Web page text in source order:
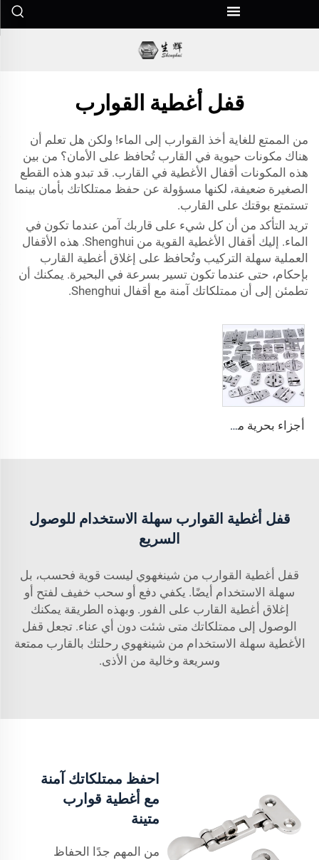
قفل أغطية القوارب
من الممتع للغاية أخذ القوارب إلى الماء! ولكن هل تعلم أن
هناك مكونات حيوية في القارب تُحافظ على الأمان؟ من بين
هذه المكونات أقفال الأغطية في القارب. قد تبدو هذه القطع
الصغيرة ضعيفة، لكنها مسؤولة عن حفظ ممتلكاتك بأمان بينما
تستمتع بوقتك على القارب.
تريد التأكد من أن كل شيء على قاربك آمن عندما تكون في
الماء. إليك أقفال الأغطية القوية من Shenghui. هذه الأقفال
العملية سهلة التركيب وتُحافظ على إغلاق أغطية القارب
بإحكام، حتى عندما تكون تسير بسرعة في البحيرة. يمكنك أن
تطمئن إلى أن ممتلكاتك آمنة مع أقفال Shenghui.
أجزاء بحرية من الفولاذ المقاوم للصدأ 316، مفصلات صب بدرجة بحرية، تصنيع حسب الطلب (OEM وODM) للقوارب واليخوت
قفل أغطية القوارب سهلة الاستخدام للوصول
السريع
قفل أغطية القوارب من شينغهوي ليست قوية فحسب، بل
سهلة الاستخدام أيضًا. يكفي دفع أو سحب خفيف لفتح أو
إغلاق أغطية القارب على الفور. وبهذه الطريقة يمكنك
الوصول إلى ممتلكاتك متى شئت دون أي عناء. تجعل قفل
الأغطية سهلة الاستخدام من شينغهوي رحلتك بالقارب ممتعة
وسريعة وخالية من الأذى.
احفظ ممتلكاتك آمنة
مع أغطية قوارب
متينة
من المهم جدًا الحفاظ